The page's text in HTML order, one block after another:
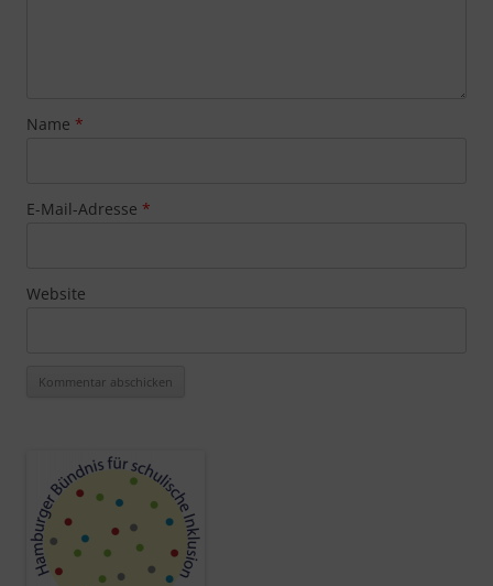
Name *
E-Mail-Adresse *
Website